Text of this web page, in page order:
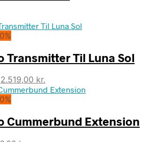
Transmitter Til Luna Sol
Den
oprindelige
pris
2.799,00 kr..
2.519,00 kr.
aktuelle
2.519,00 kr..
Cummerbund Extension